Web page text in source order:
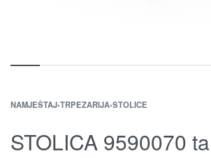
NAMJEŠTAJ›TRPEZARIJA›STOLICE
STOLICA 9590070